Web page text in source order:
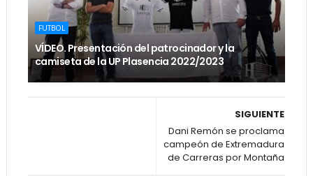
FUTBOL
VÍDEO. Presentación del patrocinador y la
camiseta de la UP Plasencia 2022/2023
SIGUIENTE
Dani Remón se proclama
campeón de Extremadura
de Carreras por Montaña